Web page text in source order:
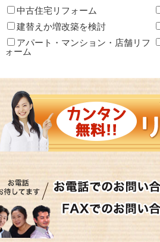
中古住宅リフォーム
建替えか増改築を検討
アパート・マンション・店舗リフ
ォーム